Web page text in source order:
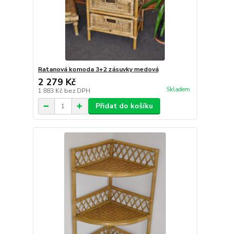
Ratanová komoda 3+2 zásuvky medová
2 279 Kč
1 883 Kč bez DPH Skladem
Přidat do košíku